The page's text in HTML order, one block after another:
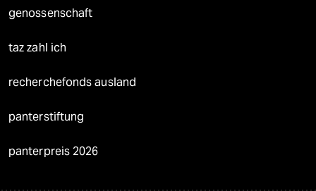
genossenschaft
taz zahl ich
recherchefonds ausland
panterstiftung
panterpreis 2026